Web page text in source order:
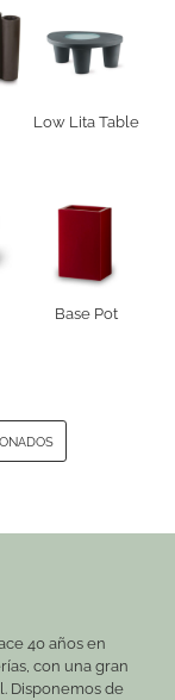
Low Lita Table
Base Pot
40 años en
con una gran
Disponemos de